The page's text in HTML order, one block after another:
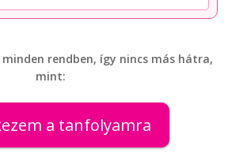
rendben, így nincs más hátra,
mint:
a tanfolyamra